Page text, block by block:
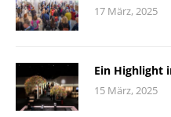
17 März, 2025
Ein Highlight
15 März, 2025